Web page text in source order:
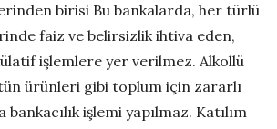
birisi Bu bankalarda, her türlü
faiz ve belirsizlik ihtiva eden,
işlemlere yer verilmez. Alkollü
ürünleri gibi toplum için zararlı
işlemi yapılmaz. Katılım